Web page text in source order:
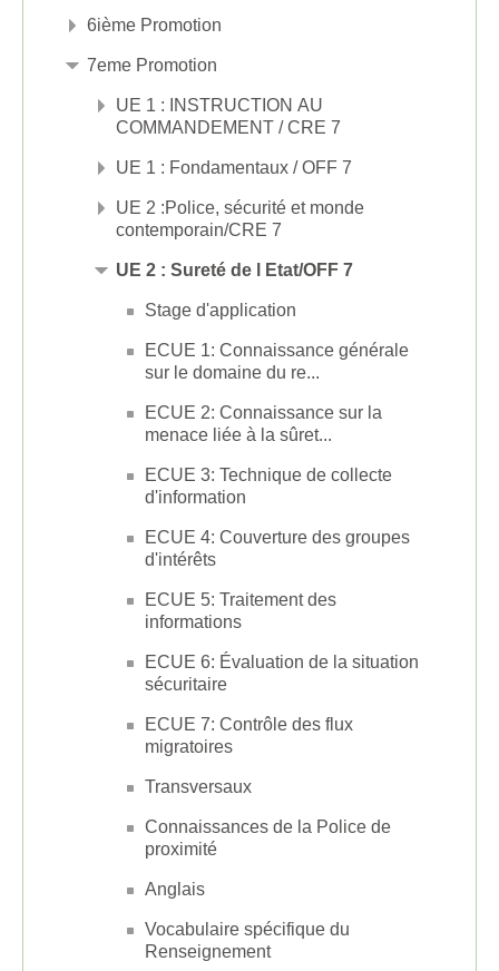
6ième Promotion
7eme Promotion
UE 1 : INSTRUCTION AU
COMMANDEMENT / CRE 7
UE 1 : Fondamentaux / OFF 7
UE 2 :Police, sécurité et monde
contemporain/CRE 7
UE 2 : Sureté de l Etat/OFF 7
Stage d'application
ECUE 1: Connaissance générale
sur le domaine du re...
ECUE 2: Connaissance sur la
menace liée à la sûret...
ECUE 3: Technique de collecte
d'information
ECUE 4: Couverture des groupes
d'intérêts
ECUE 5: Traitement des
informations
ECUE 6: Évaluation de la situation
sécuritaire
ECUE 7: Contrôle des flux
migratoires
Transversaux
Connaissances de la Police de
proximité
Anglais
Vocabulaire spécifique du
Renseignement